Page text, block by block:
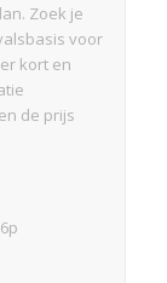
Zoek je
voor
kort en
de prijs